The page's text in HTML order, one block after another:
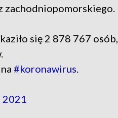
zachodniopomorskiego.
się 2 878 767 osób,
#koronawirus.
2021